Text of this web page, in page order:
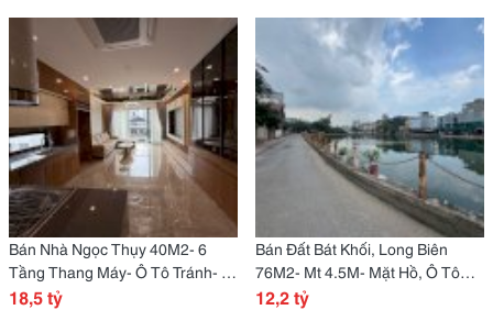
Bán Nhà Ngọc Thụy 40M2- 6
Tầng Thang Máy- Ô Tô Tránh- 3
Thoáng-18.5 Tỷ
18,5 tỷ
Bán Đất Bát Khối, Long Biên
76M2- Mt 4.5M- Mặt Hồ, Ô Tô
Tránh Đỗ- 12.2 Tỷ
12,2 tỷ